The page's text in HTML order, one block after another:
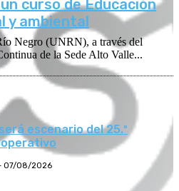
curso de Educación
y ambiental
Negro (UNRN), a través del
de la Sede Alto Valle...
escenario del 25.º
07/08/2026